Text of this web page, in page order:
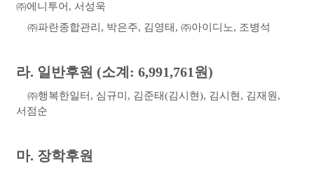
㈜에니투어 , 서성욱
㈜파란종합관리 , 박은주, 김영태 , ㈜아이디노, 조병석
라. 일반후원 (소계 : 6,991,761원)
㈜행복한일터 , 심규미 , 김준태(김시현), 김시현 , 김재원 ,
서점순
마. 장학후원